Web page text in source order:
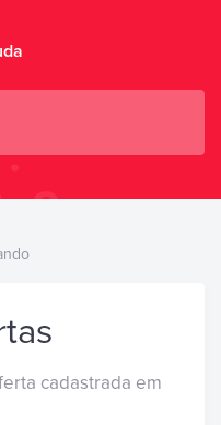
cadastrada em